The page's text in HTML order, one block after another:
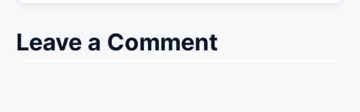
Leave a Comment